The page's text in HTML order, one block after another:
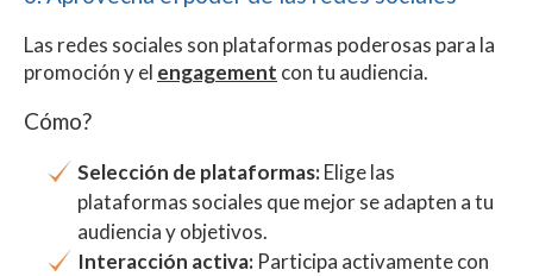
Las redes sociales son plataformas poderosas para la
promoción y el engagement con tu audiencia.
Cómo?
Selección de plataformas:Elige las
plataformas sociales que mejor se adapten a tu
audiencia y objetivos.
Interacción activa: Participa activamente con